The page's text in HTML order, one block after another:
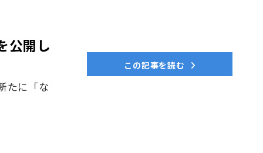
公開し
たに「な
この記事を読む